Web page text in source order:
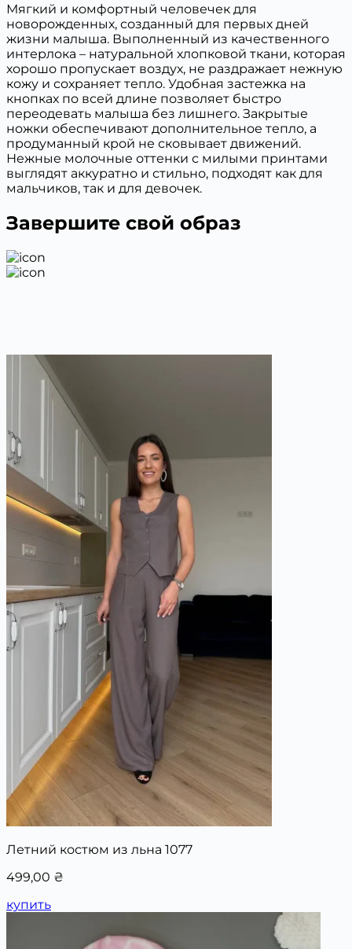
Мягкий и комфортный человечек для
новорожденных, созданный для первых дней
жизни малыша. Выполненный из качественного
интерлока – натуральной хлопковой ткани, которая
хорошо пропускает воздух, не раздражает нежную
кожу и сохраняет тепло. Удобная застежка на
кнопках по всей длине позволяет быстро
переодевать малыша без лишнего. Закрытые
ножки обеспечивают дополнительное тепло, а
продуманный крой не сковывает движений.
Нежные молочные оттенки с милыми принтами
выглядят аккуратно и стильно, подходят как для
мальчиков, так и для девочек.
Завершите свой образ
Летний костюм из льна 1077
499,00 ₴
купить